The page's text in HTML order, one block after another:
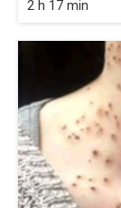
2 h 17 min